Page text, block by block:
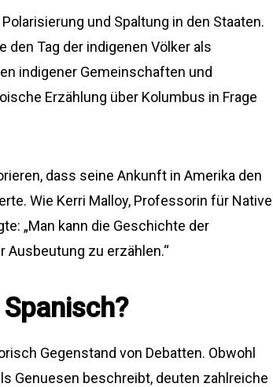
und Spaltung in den Staaten.
Tag der indigenen Völker als
indigener Gemeinschaften und
Erzählung über Kolumbus in Frage
dass seine Ankunft in Amerika den
Wie Kerri Malloy, Professorin für Native
„Man kann die Geschichte der
Ausbeutung zu erzählen.“
Gegenstand von Debatten. Obwohl
Genuesen beschreibt, deuten zahlreiche